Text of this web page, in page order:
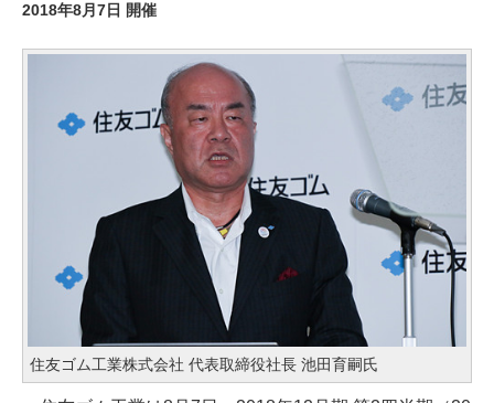
2018年8月7日 開催
住友ゴム工業株式会社 代表取締役社長 池田育嗣氏